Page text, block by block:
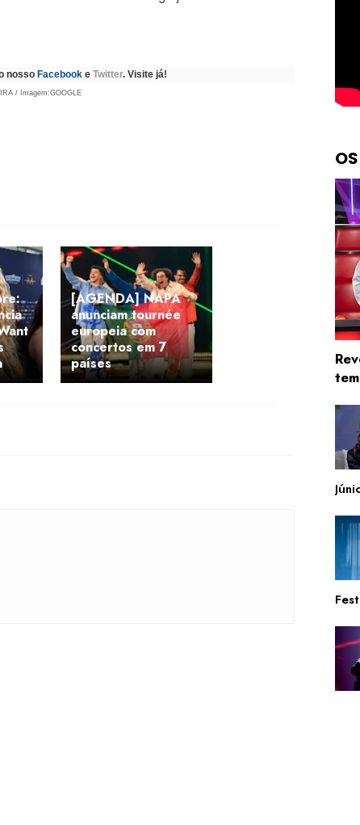
nosso Facebooke Twitter. Visite já!
/ Imagem:GOOGLE
[AGENDA] NAPA
anunciam tournée
europeia com
concertos em 7
países